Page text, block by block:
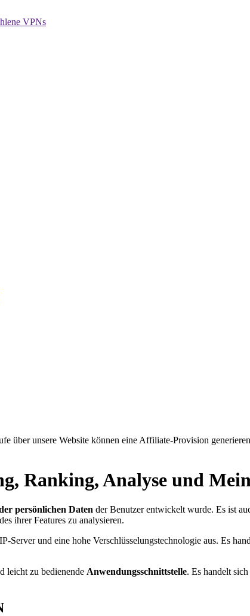
VPNs
über unsere Website können eine Affiliate-Provision
Ranking, Analyse und
persönlichen Daten der Benutzer entwickelt wurde. Es ist
ihrer Features zu analysieren.
Server und eine hohe Verschlüsselungstechnologie aus. Es
leicht zu bedienende Anwendungsschnittstelle. Es handelt